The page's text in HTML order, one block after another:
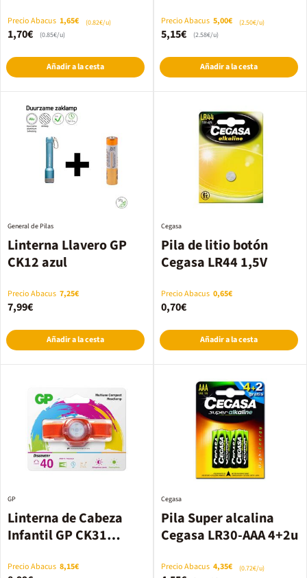
Precio Abacus 1,65€ (0.82€/u)
1,70€ (0.85€/u)
Añadir a la cesta
Precio Abacus 5,00€ (2.50€/u)
5,15€ (2.58€/u)
Añadir a la cesta
Linterna Llavero GP
CK12 azul
General de Pilas
Precio Abacus 7,25€
7,99€
Añadir a la cesta
Pila de litio botón
Cegasa LR44 1,5V
Cegasa
Precio Abacus 0,65€
0,70€
Añadir a la cesta
Linterna de Cabeza
Infantil GP CK31
GP
Precio Abacus 8,15€
Pila Super alcalina
Cegasa LR30-AAA 4+2u
Cegasa
Precio Abacus 4,35€ (0.72€/u)